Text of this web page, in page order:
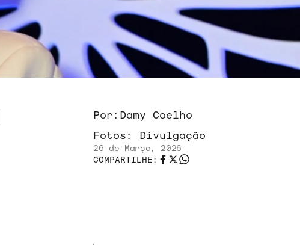
Por: Damy Coelho
Fotos: Divulgação
26 de Março, 2026
COMPARTILHE: